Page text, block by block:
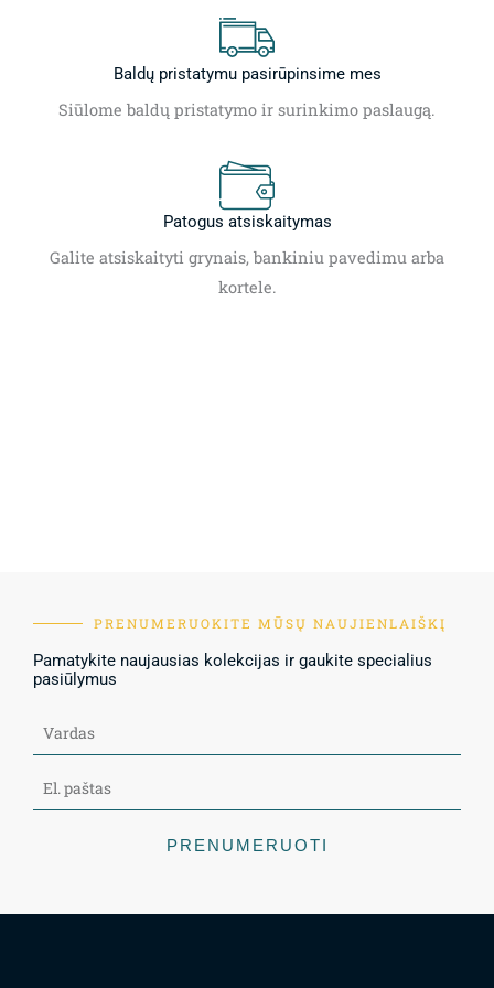
Baldų pristatymu pasirūpinsime mes
Siūlome baldų pristatymo ir surinkimo paslaugą.
Patogus atsiskaitymas
Galite atsiskaityti grynais, bankiniu pavedimu arba
kortele.
PRENUMERUOKITE MŪSŲ NAUJIENLAIŠKĮ
Pamatykite naujausias kolekcijas ir gaukite specialius
pasiūlymus
PRENUMERUOTI